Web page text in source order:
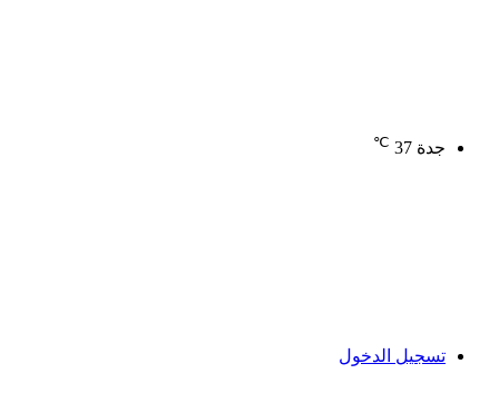
جدة 37
℃
تسجيل الدخول